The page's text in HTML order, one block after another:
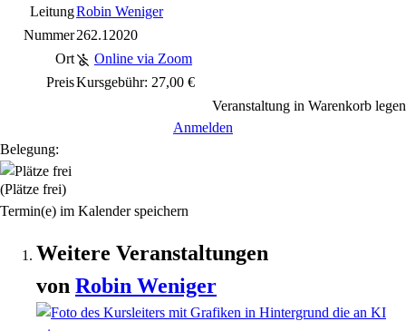
LeitungRobin Weniger
Nummer262.12020
Ort
Online via Zoom
PreisKursgebühr: 27,00 €
Veranstaltung in Warenkorb legen
Anmelden
Belegung:
(Plätze frei)
Termin(e) im Kalender speichern
Weitere Veranstaltungen
von Robin Weniger